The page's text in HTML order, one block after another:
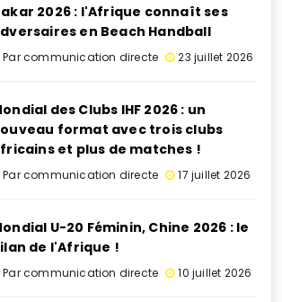
2026 : l'Afrique connaît ses
en Beach Handball
Par communication directe 23 juillet 2026
des Clubs IHF 2026 : un
format avec trois clubs
et plus de matches !
Par communication directe 17 juillet 2026
U-20 Féminin, Chine 2026 : le
de l'Afrique !
Par communication directe 10 juillet 2026